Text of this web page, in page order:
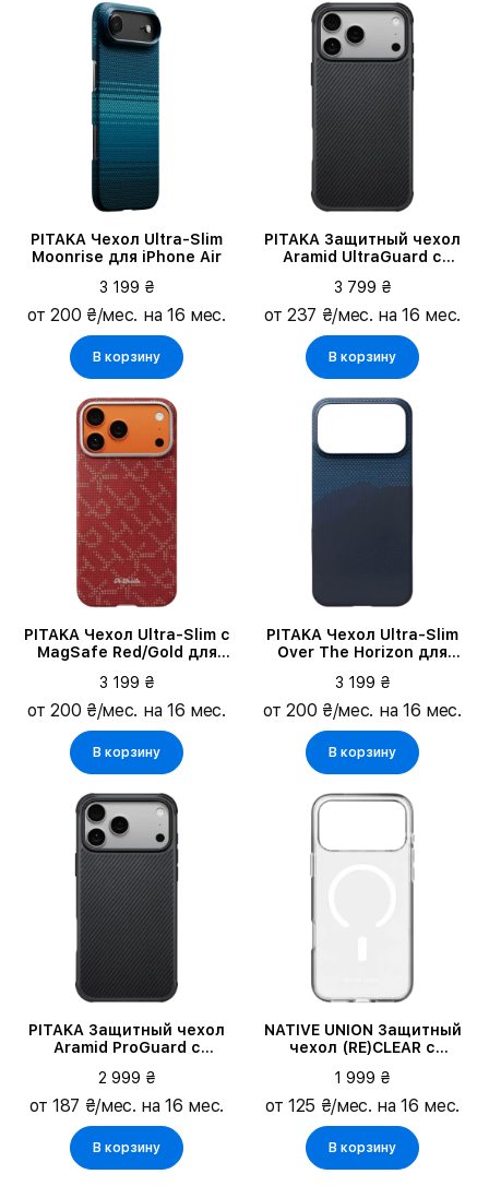
PITAKA Чехол Ultra-Slim
Moonrise для iPhone Air
3 199 ₴
от 200 ₴/мес. на 16 мес.
В корзину
PITAKA Защитный чехол
Aramid UltraGuard с
для iPhone 17 Pro Max
3 799 ₴
от 237 ₴/мес. на 16 мес.
В корзину
PITAKA Чехол Ultra-Slim с
MagSafe Red/Gold для
3 199 ₴
от 200 ₴/мес. на 16 мес.
В корзину
PITAKA Чехол Ultra-Slim
Over The Horizon для
3 199 ₴
от 200 ₴/мес. на 16 мес.
В корзину
PITAKA Защитный чехол
Aramid ProGuard с
для iPhone 17 Pro Max
2 999 ₴
от 187 ₴/мес. на 16 мес.
В корзину
NATIVE UNION Защитный
чехол (RE)CLEAR с
iPhone 17 Pro Max
1 999 ₴
от 125 ₴/мес. на 16 мес.
В корзину